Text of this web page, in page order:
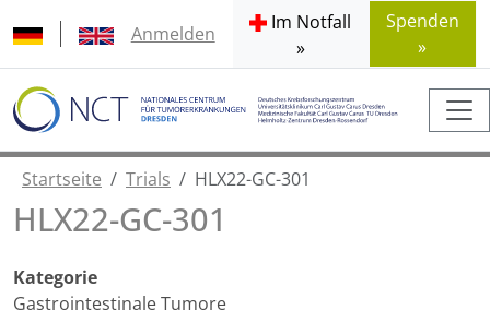
Anmelden
Im Notfall
»
Spenden
»
Startseite Trials HLX22-GC-301
HLX22-GC-301
Kategorie
Gastrointestinale Tumore